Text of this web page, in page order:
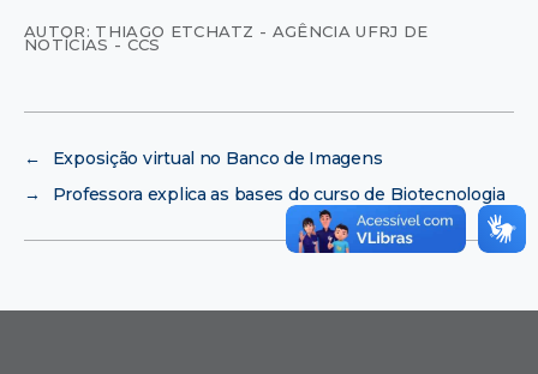
AUTOR: THIAGO ETCHATZ - AGÊNCIA UFRJ DE
NOTÍCIAS - CCS
←
Exposição virtual no Banco de Imagens
→
Professora explica as bases do curso de Biotecnologia